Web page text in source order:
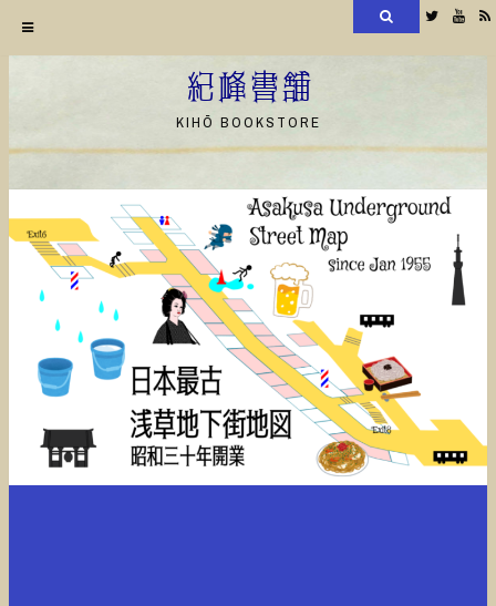
ン
ツ
へ
Twitter
紀峰書舗
KIHŌ BOOKSTORE